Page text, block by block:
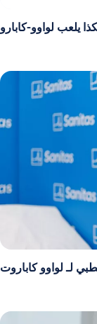
يلعب لواوو-كابارو
لـ لواوو كاباروت